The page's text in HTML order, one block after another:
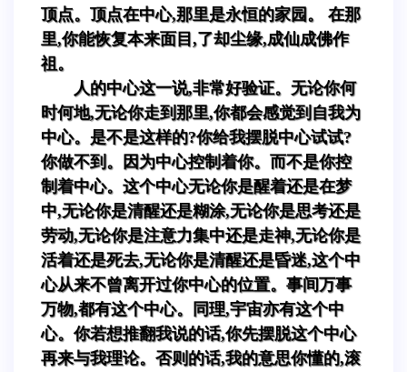
顶点。顶点在中心,那里是永恒的家园。 在那
里,你能恢复本来面目,了却尘缘,成仙成佛作
祖。
人的中心这一说,非常好验证。无论你何
时何地,无论你走到那里,你都会感觉到自我为
中心。是不是这样的?你给我摆脱中心试试?
你做不到。因为中心控制着你。而不是你控
制着中心。这个中心无论你是醒着还是在梦
中,无论你是清醒还是糊涂,无论你是思考还是
劳动,无论你是注意力集中还是走神,无论你是
活着还是死去,无论你是清醒还是昏迷,这个中
心从来不曾离开过你中心的位置。事间万事
万物,都有这个中心。同理,宇宙亦有这个中
心。你若想推翻我说的话,你先摆脱这个中心
再来与我理论。否则的话,我的意思你懂的,滚